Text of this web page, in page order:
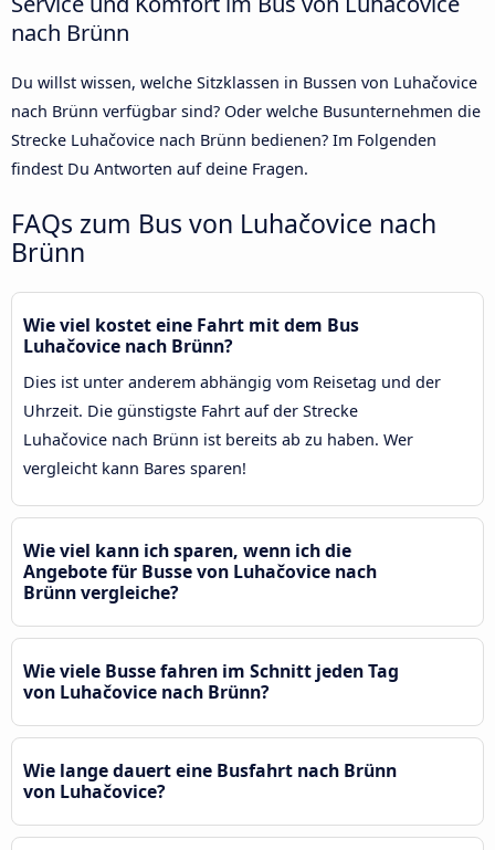
nach Brünn
Du willst wissen, welche Sitzklassen in Bussen von Luhačovice
nach Brünn verfügbar sind? Oder welche Busunternehmen die
Strecke Luhačovice nach Brünn bedienen? Im Folgenden
findest Du Antworten auf deine Fragen.
FAQs zum Bus von Luhačovice nach
Brünn
Wie viel kostet eine Fahrt mit dem Bus
Luhačovice nach Brünn?
Dies ist unter anderem abhängig vom Reisetag und der
Uhrzeit. Die günstigste Fahrt auf der Strecke
Luhačovice nach Brünn ist bereits ab zu haben. Wer
vergleicht kann Bares sparen!
Wie viel kann ich sparen, wenn ich die
Angebote für Busse von Luhačovice nach
Brünn vergleiche?
Wie viele Busse fahren im Schnitt jeden Tag
von Luhačovice nach Brünn?
Wie lange dauert eine Busfahrt nach Brünn
von Luhačovice?